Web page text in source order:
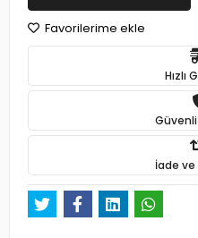
Favorilerime ekle
Hızlı
Güvenli
İade